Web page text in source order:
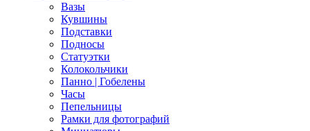
Вазы
Кувшины
Подставки
Подносы
Статуэтки
Колокольчики
Панно | Гобелены
Часы
Пепельницы
Рамки для фотографий